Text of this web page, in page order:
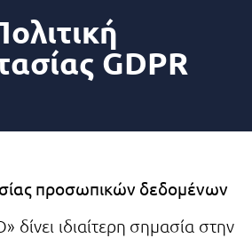
GDPR
προσωπικών δεδομένων
δίνει ιδιαίτερη σημασία στην